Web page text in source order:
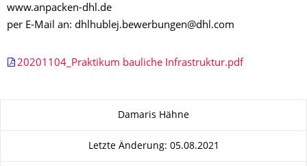
www.anpacken-dhl.de
per E-Mail an: dhlhublej.bewerbungen@dhl.com
20201104_Praktikum bauliche Infrastruktur.pdf
Damaris Hähne
Letzte Änderung: 05.08.2021